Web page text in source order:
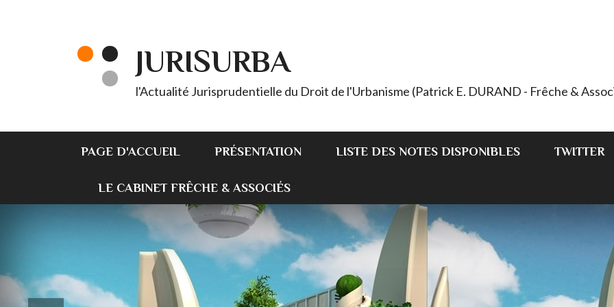
JURISURBA
l'Actualité Jurisprudentielle du Droit de l'Urbanisme (Patrick E. DURAND - Frêche &
PAGE D'ACCUEIL PRÉSENTATION LISTE DES NOTES DISPONIBLES TWITTER
LE CABINET FRÊCHE & ASSOCIÉS